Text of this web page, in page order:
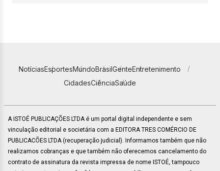
NotíciasEsportesMundoBrasilGenteEntretenimento
CidadesCiênciaSaúde
A ISTOÉ PUBLICAÇÕES LTDA é um portal digital independente e sem
vinculação editorial e societária com a EDITORA TRES COMÉRCIO DE
PUBLICACÕES LTDA (recuperação judicial). Informamos também que não
realizamos cobranças e que também não oferecemos cancelamento do
contrato de assinatura da revista impressa de nome ISTOÉ, tampouco